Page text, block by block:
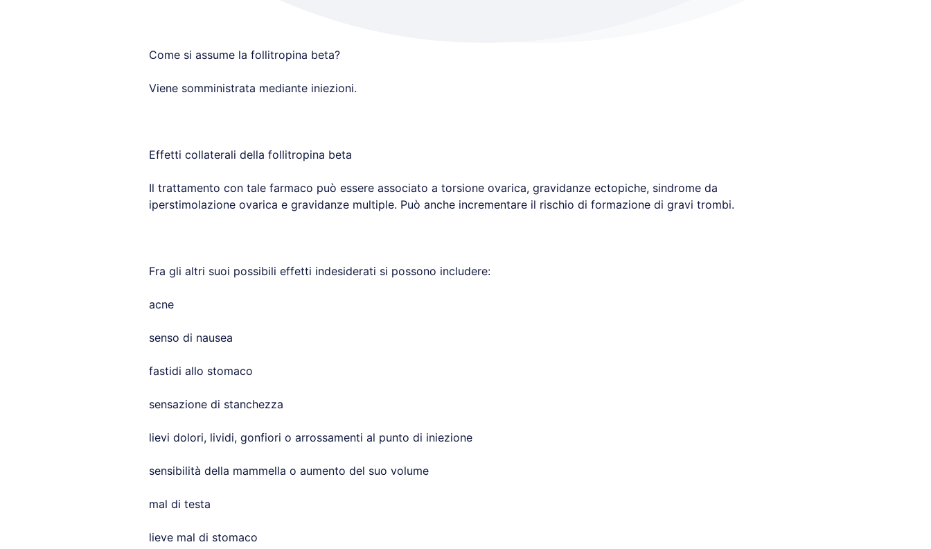
Come si assume la follitropina beta?
Viene somministrata mediante iniezioni.
Effetti collaterali della follitropina beta
Il trattamento con tale farmaco può essere associato a torsione ovarica, gravidanze ectopiche, sindrome da
iperstimolazione ovarica e gravidanze multiple. Può anche incrementare il rischio di formazione di gravi trombi.
Fra gli altri suoi possibili effetti indesiderati si possono includere:
acne
senso di nausea
fastidi allo stomaco
sensazione di stanchezza
lievi dolori, lividi, gonfiori o arrossamenti al punto di iniezione
sensibilità della mammella o aumento del suo volume
mal di testa
lieve mal di stomaco